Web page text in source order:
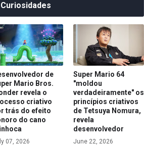
Curiosidades
de
Mario Bros.
revela o
criativo
trás do efeito
do cano
07, 2026
Super Mario 64
"moldou
verdadeiramente" os
princípios criativos
de Tetsuya Nomura,
revela
desenvolvedor
June 22, 2026